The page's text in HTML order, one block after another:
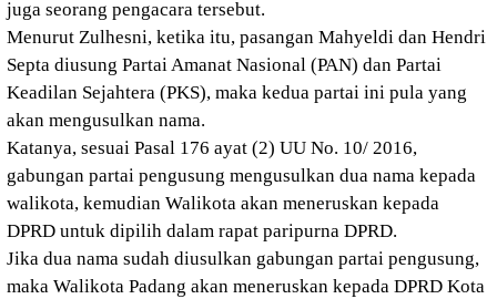
juga seorang pengacara tersebut.
Menurut Zulhesni, ketika itu, pasangan Mahyeldi dan Hendri
Septa diusung Partai Amanat Nasional (PAN) dan Partai
Keadilan Sejahtera (PKS), maka kedua partai ini pula yang
akan mengusulkan nama.
Katanya, sesuai Pasal 176 ayat (2) UU No. 10/ 2016,
gabungan partai pengusung mengusulkan dua nama kepada
walikota, kemudian Walikota akan meneruskan kepada
DPRD untuk dipilih dalam rapat paripurna DPRD.
Jika dua nama sudah diusulkan gabungan partai pengusung,
maka Walikota Padang akan meneruskan kepada DPRD Kota